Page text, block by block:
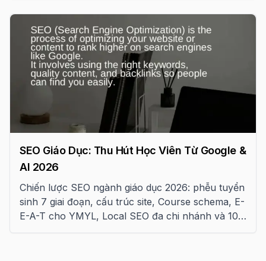
SEO Giáo Dục: Thu Hút Học Viên Từ Google &
AI 2026
Chiến lược SEO ngành giáo dục 2026: phễu tuyển
sinh 7 giai đoạn, cấu trúc site, Course schema, E-
E-A-T cho YMYL, Local SEO đa chi nhánh và 10